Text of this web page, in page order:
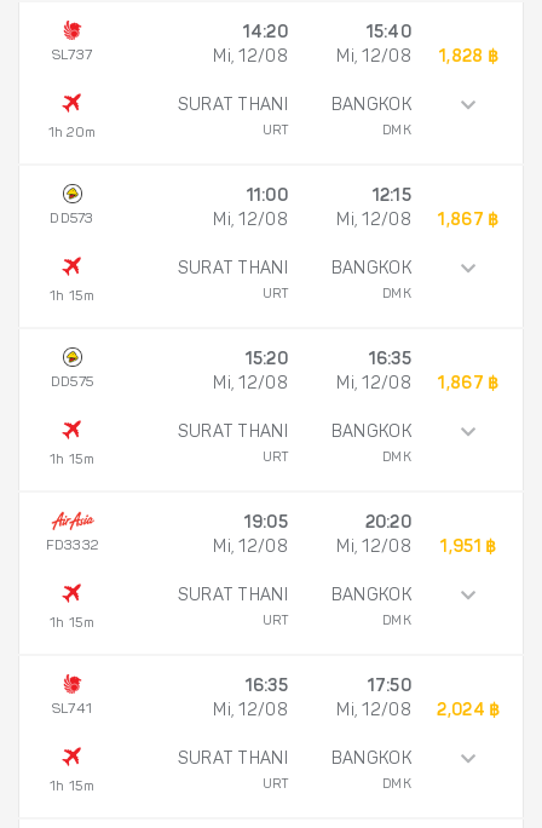
SL737
1h 20m
14:20
Mi, 12/08
SURAT THANI
URT
15:40
Mi, 12/08
BANGKOK
DMK
1,828 ฿
DD573
1h 15m
11:00
Mi, 12/08
SURAT THANI
URT
12:15
Mi, 12/08
BANGKOK
DMK
1,867 ฿
DD575
1h 15m
15:20
Mi, 12/08
SURAT THANI
URT
16:35
Mi, 12/08
BANGKOK
DMK
1,867 ฿
FD3332
1h 15m
19:05
Mi, 12/08
SURAT THANI
URT
20:20
Mi, 12/08
BANGKOK
DMK
1,951 ฿
SL741
1h 15m
16:35
Mi, 12/08
SURAT THANI
URT
17:50
Mi, 12/08
BANGKOK
DMK
2,024 ฿